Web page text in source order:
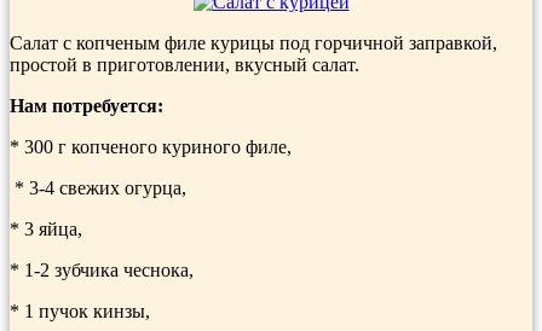
Салат с копченым филе курицы под горчичной заправкой,
простой в приготовлении, вкусный салат.
Нам потребуется:
* 300 г копченого куриного филе,
* 3-4 свежих огурца,
* 3 яйца,
* 1-2 зубчика чеснока,
* 1 пучок кинзы,